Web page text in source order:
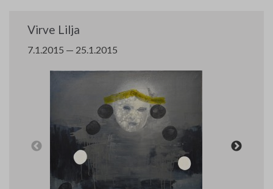
tm•gallery
Art Materials and Supplies
Virve Lilja
7.1.2015 — 25.1.2015